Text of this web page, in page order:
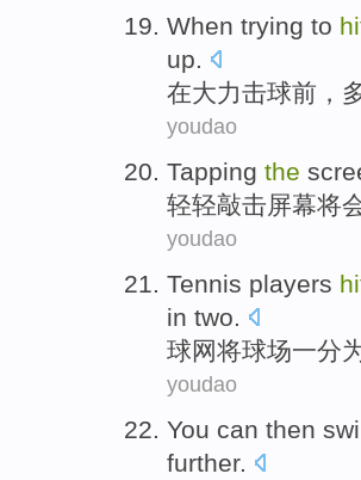
When trying to
up.
在大力击球前，
youdao
Tapping the
轻轻敲击屏幕将
youdao
Tennis players
in two.
球网将球场一分
youdao
You can then
further.